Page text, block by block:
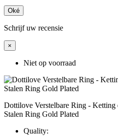
Oké
Schrijf uw recensie
×
Niet op voorraad
Dottilove Verstelbare Ring - Ketting
Stalen Ring Gold Plated
Quality: